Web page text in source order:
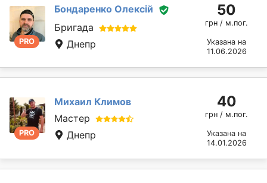
PRO
Бондаренко Олексій
Бригада
Днепр
50
грн / м.пог.
Указана на
11.06.2026
PRO
Михаил Климов
Мастер
Днепр
40
грн / м.пог.
Указана на
14.01.2026